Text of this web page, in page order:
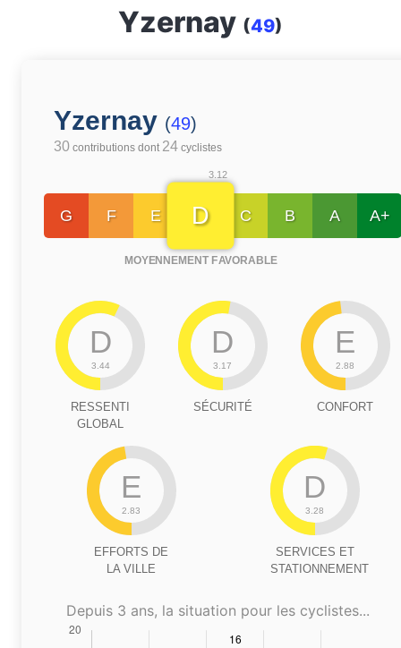
Yzernay (49)
Yzernay (49)
30 contributions dont 24 cyclistes
G F E
3.12
D
MOYENNEMENT FAVORABLE
C B A A+
D
3.44
RESSENTI
GLOBAL
D
3.17
SÉCURITÉ
E
2.88
CONFORT
E
2.83
EFFORTS DE
LA VILLE
D
3.28
SERVICES ET
STATIONNEMENT
Depuis 3 ans, la situation pour les cyclistes...